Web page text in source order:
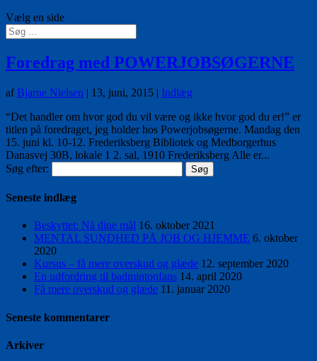
Vælg en side
Foredrag med POWERJOBSØGERNE
af Bjarne Nielsen | 13, juni, 2015 | Indlæg
“Det handler om hvor god du vil være og ikke hvor god du er!” er
titlen på foredraget, jeg holder hos Powerjobsøgerne. Mandag den
15. juni kl. 10-12. Frederiksberg Bibliotek og Medborgerhus
Danasvej 30B, lokale 1 2. sal, 1910 Frederiksberg Alle er...
Søg efter:
Seneste indlæg
Beskyttet: Nå dine mål 16. oktober 2021
MENTAL SUNDHED PÅ JOB OG HJEMME 6. oktober
2020
Kursus – få mere overskud og glæde 12. september 2020
En udfordring til badmintonfans 14. april 2020
Få mere overskud og glæde 11. januar 2020
Seneste kommentarer
Arkiver